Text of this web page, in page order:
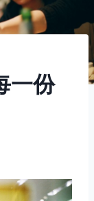
一份